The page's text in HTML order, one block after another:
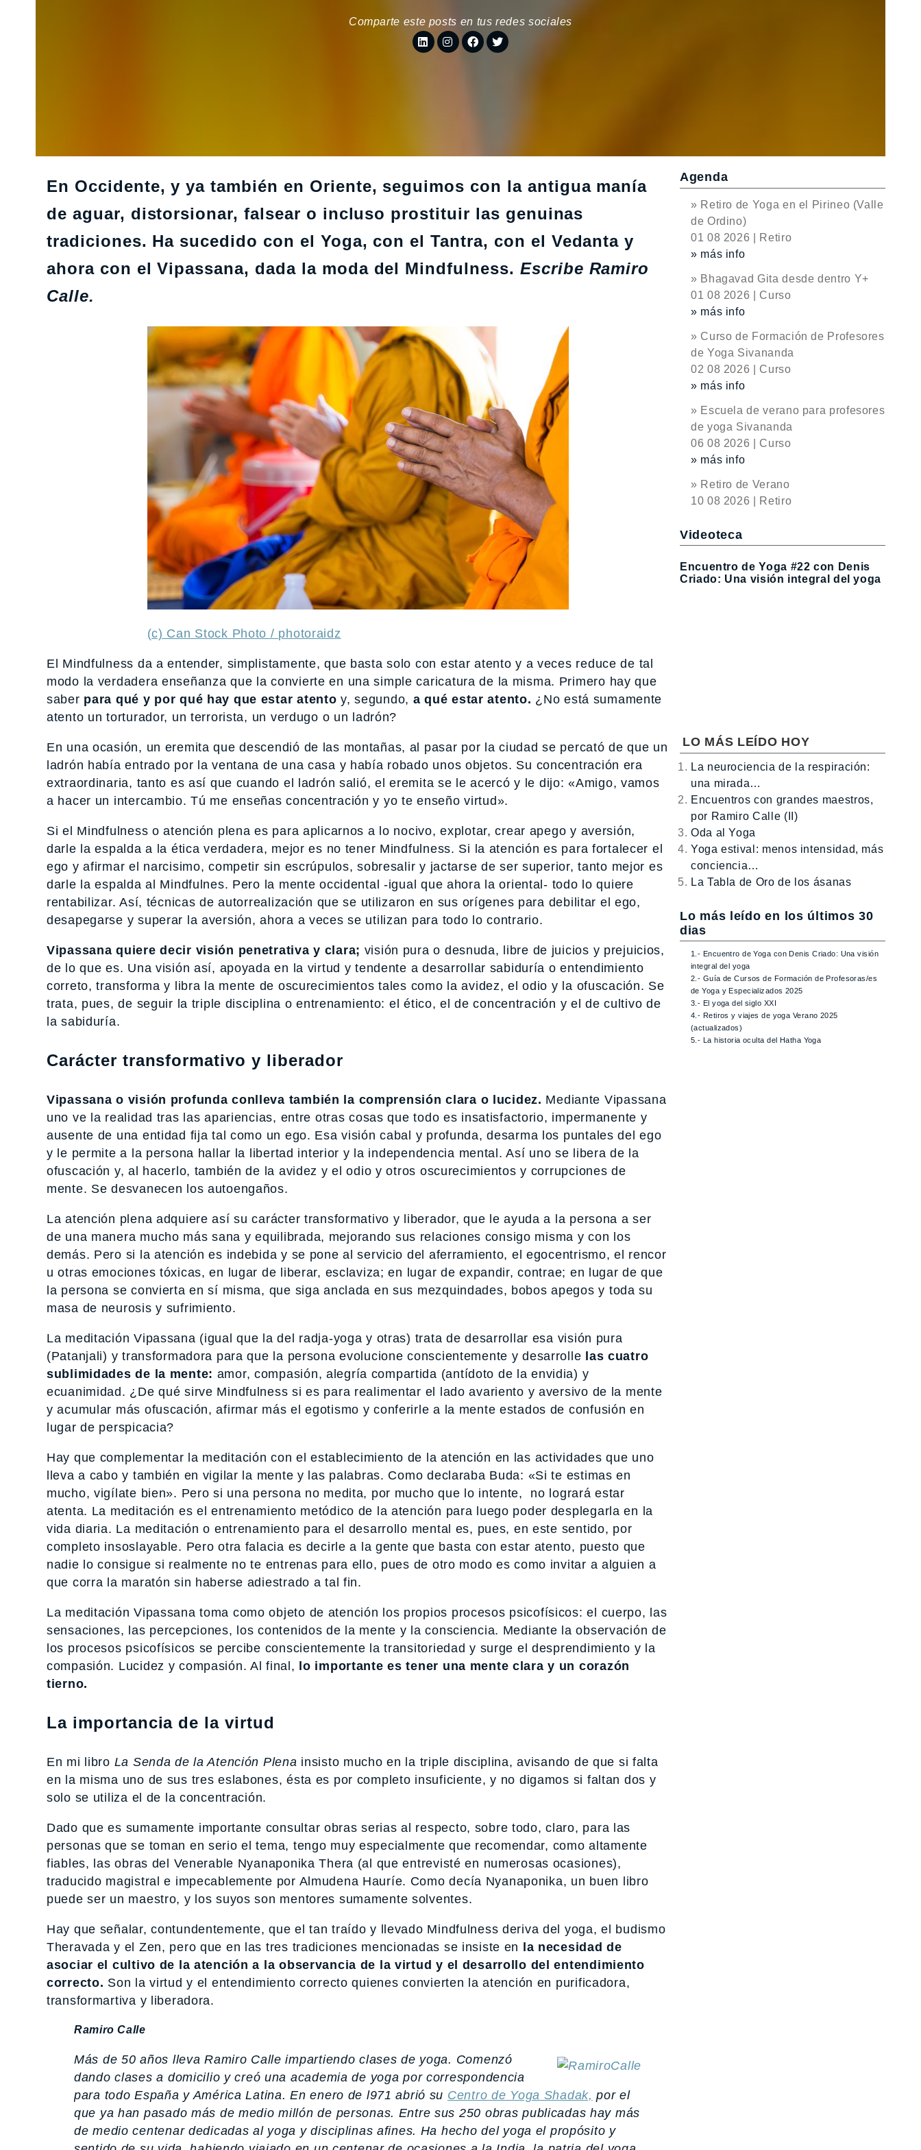
Comparte este posts en tus redes sociales
En Occidente, y ya también en Oriente, seguimos con la antigua manía
de aguar, distorsionar, falsear o incluso prostituir las genuinas
tradiciones. Ha sucedido con el Yoga, con el Tantra, con el Vedanta y
ahora con el Vipassana, dada la moda del Mindfulness. Escribe Ramiro
Calle.
(c) Can Stock Photo / photoraidz
El Mindfulness da a entender, simplistamente, que basta solo con estar atento y a veces reduce de tal
modo la verdadera enseñanza que la convierte en una simple caricatura de la misma. Primero hay que
saber para qué y por qué hay que estar atento y, segundo, a qué estar atento. ¿No está sumamente
atento un torturador, un terrorista, un verdugo o un ladrón?
En una ocasión, un eremita que descendió de las montañas, al pasar por la ciudad se percató de que un
ladrón había entrado por la ventana de una casa y había robado unos objetos. Su concentración era
extraordinaria, tanto es así que cuando el ladrón salió, el eremita se le acercó y le dijo: «Amigo, vamos
a hacer un intercambio. Tú me enseñas concentración y yo te enseño virtud».
Si el Mindfulness o atención plena es para aplicarnos a lo nocivo, explotar, crear apego y aversión,
darle la espalda a la ética verdadera, mejor es no tener Mindfulness. Si la atención es para fortalecer el
ego y afirmar el narcisimo, competir sin escrúpulos, sobresalir y jactarse de ser superior, tanto mejor es
darle la espalda al Mindfulnes. Pero la mente occidental -igual que ahora la oriental- todo lo quiere
rentabilizar. Así, técnicas de autorrealización que se utilizaron en sus orígenes para debilitar el ego,
desapegarse y superar la aversión, ahora a veces se utilizan para todo lo contrario.
Vipassana quiere decir visión penetrativa y clara; visión pura o desnuda, libre de juicios y prejuicios,
de lo que es. Una visión así, apoyada en la virtud y tendente a desarrollar sabiduría o entendimiento
correto, transforma y libra la mente de oscurecimientos tales como la avidez, el odio y la ofuscación. Se
trata, pues, de seguir la triple disciplina o entrenamiento: el ético, el de concentración y el de cultivo de
la sabiduría.
Carácter transformativo y liberador
Vipassana o visión profunda conlleva también la comprensión clara o lucidez. Mediante Vipassana
uno ve la realidad tras las apariencias, entre otras cosas que todo es insatisfactorio, impermanente y
ausente de una entidad fija tal como un ego. Esa visión cabal y profunda, desarma los puntales del ego
y le permite a la persona hallar la libertad interior y la independencia mental. Así uno se libera de la
ofuscación y, al hacerlo, también de la avidez y el odio y otros oscurecimientos y corrupciones de
mente. Se desvanecen los autoengaños.
La atención plena adquiere así su carácter transformativo y liberador, que le ayuda a la persona a ser
de una manera mucho más sana y equilibrada, mejorando sus relaciones consigo misma y con los
demás. Pero si la atención es indebida y se pone al servicio del aferramiento, el egocentrismo, el rencor
u otras emociones tóxicas, en lugar de liberar, esclaviza; en lugar de expandir, contrae; en lugar de que
la persona se convierta en sí misma, que siga anclada en sus mezquindades, bobos apegos y toda su
masa de neurosis y sufrimiento.
La meditación Vipassana (igual que la del radja-yoga y otras) trata de desarrollar esa visión pura
(Patanjali) y transformadora para que la persona evolucione conscientemente y desarrolle las cuatro
sublimidades de la mente: amor, compasión, alegría compartida (antídoto de la envidia) y
ecuanimidad. ¿De qué sirve Mindfulness si es para realimentar el lado avariento y aversivo de la mente
y acumular más ofuscación, afirmar más el egotismo y conferirle a la mente estados de confusión en
lugar de perspicacia?
Hay que complementar la meditación con el establecimiento de la atención en las actividades que uno
lleva a cabo y también en vigilar la mente y las palabras. Como declaraba Buda: «Si te estimas en
mucho, vigílate bien». Pero si una persona no medita, por mucho que lo intente, no logrará estar
atenta. La meditación es el entrenamiento metódico de la atención para luego poder desplegarla en la
vida diaria. La meditación o entrenamiento para el desarrollo mental es, pues, en este sentido, por
completo insoslayable. Pero otra falacia es decirle a la gente que basta con estar atento, puesto que
nadie lo consigue si realmente no te entrenas para ello, pues de otro modo es como invitar a alguien a
que corra la maratón sin haberse adiestrado a tal fin.
La meditación Vipassana toma como objeto de atención los propios procesos psicofísicos: el cuerpo, las
sensaciones, las percepciones, los contenidos de la mente y la consciencia. Mediante la observación de
los procesos psicofísicos se percibe conscientemente la transitoriedad y surge el desprendimiento y la
compasión. Lucidez y compasión. Al final, lo importante es tener una mente clara y un corazón
tierno.
La importancia de la virtud
En mi libro La Senda de la Atención Plena insisto mucho en la triple disciplina, avisando de que si falta
en la misma uno de sus tres eslabones, ésta es por completo insuficiente, y no digamos si faltan dos y
solo se utiliza el de la concentración.
Dado que es sumamente importante consultar obras serias al respecto, sobre todo, claro, para las
personas que se toman en serio el tema, tengo muy especialmente que recomendar, como altamente
fiables, las obras del Venerable Nyanaponika Thera (al que entrevisté en numerosas ocasiones),
traducido magistral e impecablemente por Almudena Hauríe. Como decía Nyanaponika, un buen libro
puede ser un maestro, y los suyos son mentores sumamente solventes.
Hay que señalar, contundentemente, que el tan traído y llevado Mindfulness deriva del yoga, el budismo
Theravada y el Zen, pero que en las tres tradiciones mencionadas se insiste en la necesidad de
asociar el cultivo de la atención a la observancia de la virtud y el desarrollo del entendimiento
correcto. Son la virtud y el entendimiento correcto quienes convierten la atención en purificadora,
transformartiva y liberadora.
Ramiro Calle
Más de 50 años lleva Ramiro Calle impartiendo clases de yoga. Comenzó
dando clases a domicilio y creó una academia de yoga por correspondencia
para todo España y América Latina. En enero de l971 abrió su Centro de Yoga Shadak, por el
que ya han pasado más de medio millón de personas. Entre sus 250 obras publicadas hay más
de medio centenar dedicadas al yoga y disciplinas afines. Ha hecho del yoga el propósito y
Agenda
» Retiro de Yoga en el Pirineo (Valle
de Ordino)
01 08 2026 | Retiro
» más info
» Bhagavad Gita desde dentro Y+
01 08 2026 | Curso
» más info
» Curso de Formación de Profesores
de Yoga Sivananda
02 08 2026 | Curso
» más info
» Escuela de verano para profesores
de yoga Sivananda
06 08 2026 | Curso
» más info
» Retiro de Verano
10 08 2026 | Retiro
Videoteca
Encuentro de Yoga #22 con Denis
Criado: Una visión integral del yoga
LO MÁS LEÍDO HOY
La neurociencia de la respiración:
una mirada…
Encuentros con grandes maestros,
por Ramiro Calle (II)
Oda al Yoga
Yoga estival: menos intensidad, más
conciencia…
La Tabla de Oro de los ásanas
Lo más leído en los últimos 30
dias
1.- Encuentro de Yoga con Denis Criado: Una visión
integral del yoga
2.- Guía de Cursos de Formación de Profesoras/es
de Yoga y Especializados 2025
3.- El yoga del siglo XXI
4.- Retiros y viajes de yoga Verano 2025
(actualizados)
5.- La historia oculta del Hatha Yoga